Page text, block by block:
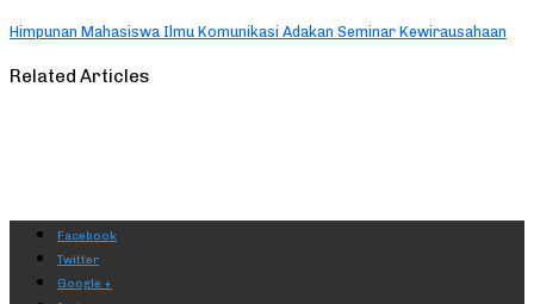
Himpunan Mahasiswa Ilmu Komunikasi Adakan Seminar Kewirausahaan
Related Articles
Facebook
Twitter
Google +